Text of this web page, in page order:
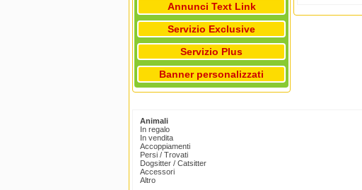
Annunci Text Link
Servizio Exclusive
Servizio Plus
Banner personalizzati
Animali
In regalo
In vendita
Accoppiamenti
Persi / Trovati
Dogsitter / Catsitter
Accessori
Altro